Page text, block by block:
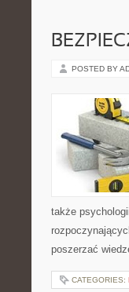
POSTED BY
także
poszerzać
CATEGORIES: